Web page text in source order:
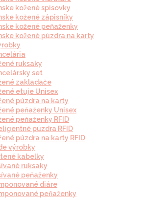
kožené spisovky
kožené zápisníky
kožené peňaženky
kožené púzdra na karty
ruksaky
set
zakladače
etuje Unisex
púzdra na karty
peňaženky Unisex
peňaženky RFID
púzdra RFID
púzdra na karty RFID
výrobky
kabelky
ruksaky
peňaženky
diáre
peňaženky